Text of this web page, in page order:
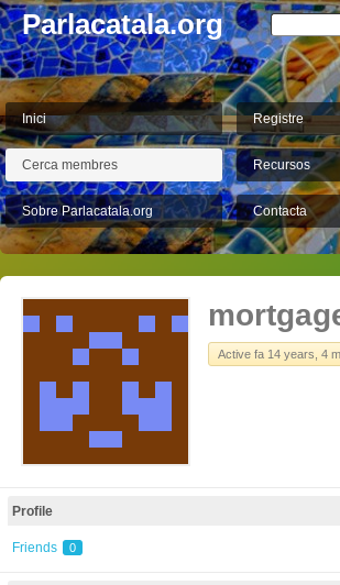
Parlacatala.org
Inici Registre
Cerca membres Recursos
Sobre Parlacatala.org Contacta
Active fa 14 years, 4
Profile
Friends 0